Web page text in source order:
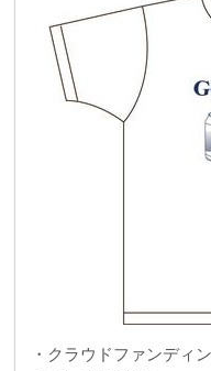
・クラウドファンディ